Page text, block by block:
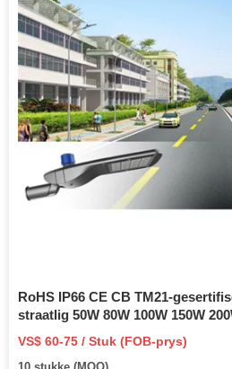
RoHS IP66 CE CB TM21-
straatlig 50W 80W 100W 150W
Buiteluglig Slimbeheer met
VS$ 60-75 / Stuk (FOB-prys)